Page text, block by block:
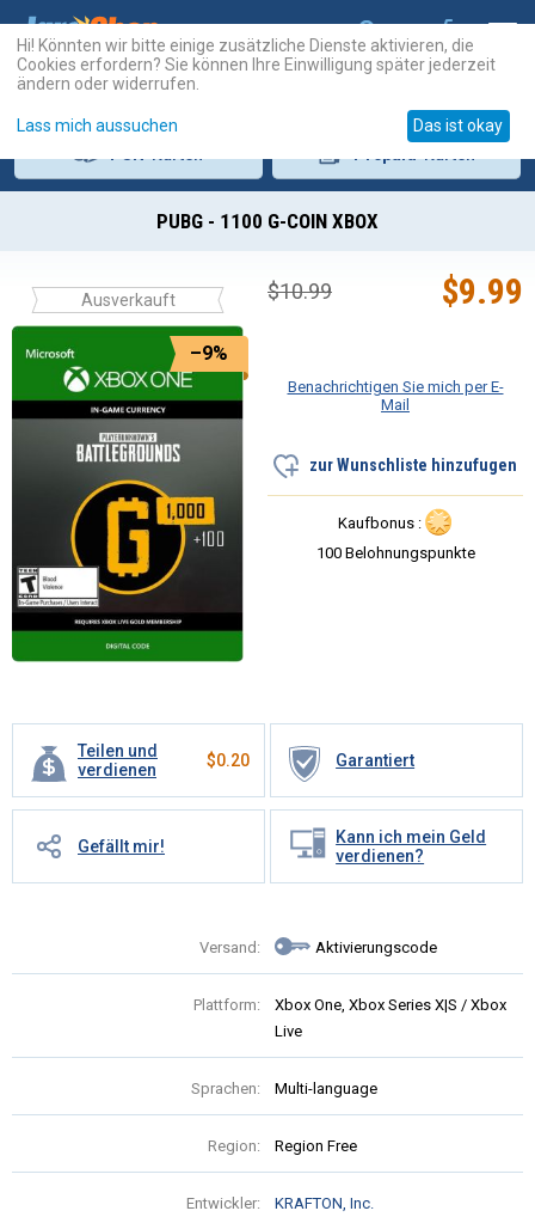
PUBG - 1100 G-COIN XBOX
Ausverkauft
–9%
Teilen und
verdienen
$0.20 Garantiert
Gefällt mir!
Kann ich mein Geld
verdienen?
Versand: Aktivierungscode
Plattform:
Xbox One, Xbox Series X|S / Xbox
Live
Sprachen: Multi-language
Region: Region Free
Entwickler: KRAFTON, Inc.
$9.99
$10.99
Benachrichtigen Sie mich per E-
Mail
zur Wunschliste hinzufugen
Kaufbonus :
100 Belohnungspunkte
Hi! Könnten wir bitte einige zusätzliche Dienste aktivieren, die
Cookies erfordern? Sie können Ihre Einwilligung später jederzeit
ändern oder widerrufen.
Lass mich aussuchen Das ist okay